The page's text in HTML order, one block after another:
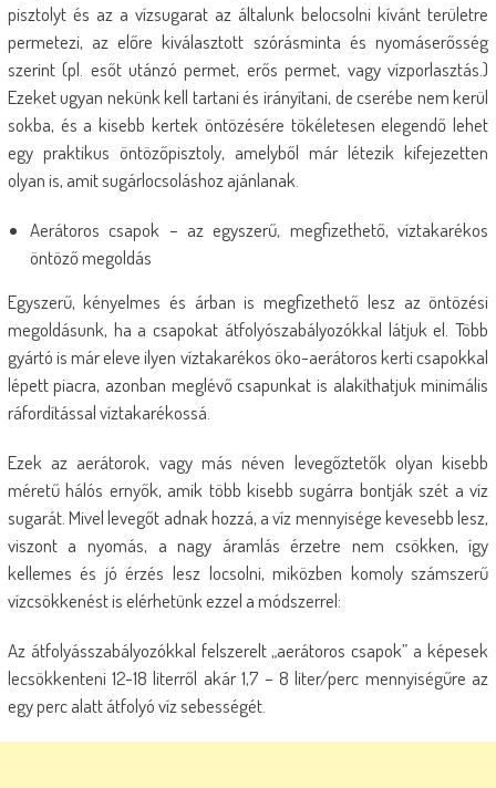
pisztolyt és az a vízsugarat az általunk belocsolni kívánt területre
permetezi, az előre kiválasztott szórásminta és nyomáserősség
szerint (pl. esőt utánzó permet, erős permet, vagy vízporlasztás.)
Ezeket ugyan nekünk kell tartani és irányítani, de cserébe nem kerül
sokba, és a kisebb kertek öntözésére tökéletesen elegendő lehet
egy praktikus öntözőpisztoly, amelyből már létezik kifejezetten
olyan is, amit sugárlocsoláshoz ajánlanak.
Aerátoros csapok – az egyszerű, megfizethető, víztakarékos
öntöző megoldás
Egyszerű, kényelmes és árban is megfizethető lesz az öntözési
megoldásunk, ha a csapokat átfolyószabályozókkal látjuk el. Több
gyártó is már eleve ilyen víztakarékos öko-aerátoros kerti csapokkal
lépett piacra, azonban meglévő csapunkat is alakíthatjuk minimális
ráfordítással víztakarékossá.
Ezek az aerátorok, vagy más néven levegőztetők olyan kisebb
méretű hálós ernyők, amik több kisebb sugárra bontják szét a víz
sugarát. Mivel levegőt adnak hozzá, a víz mennyisége kevesebb lesz,
viszont a nyomás, a nagy áramlás érzetre nem csökken, így
kellemes és jó érzés lesz locsolni, miközben komoly számszerű
vízcsökkenést is elérhetünk ezzel a módszerrel:
Az átfolyásszabályozókkal felszerelt „aerátoros csapok” a képesek
lecsökkenteni 12-18 literről akár 1,7 – 8 liter/perc mennyiségűre az
egy perc alatt átfolyó víz sebességét.